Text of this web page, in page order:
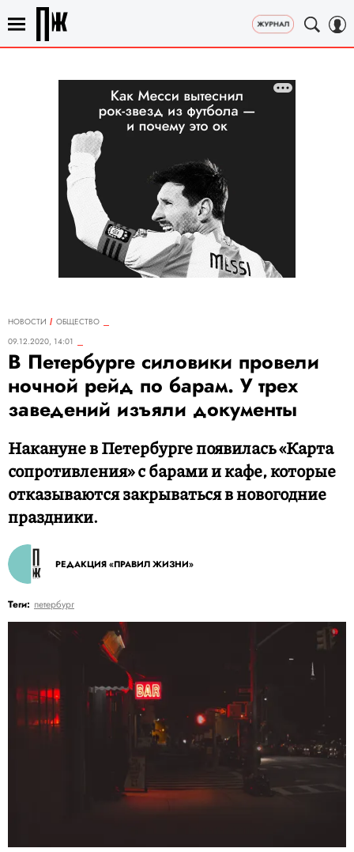
НОВОСТИ
ОБЩЕСТВО
09.12.2020, 14:01
В Петербурге силовики провели
ночной рейд по барам. У трех
заведений изъяли документы
Накануне в Петербурге появилась «Карта
сопротивления» с барами и кафе, которые
отказываются закрываться в новогодние
праздники.
РЕДАКЦИЯ «ПРАВИЛ ЖИЗНИ»
Теги: петербург